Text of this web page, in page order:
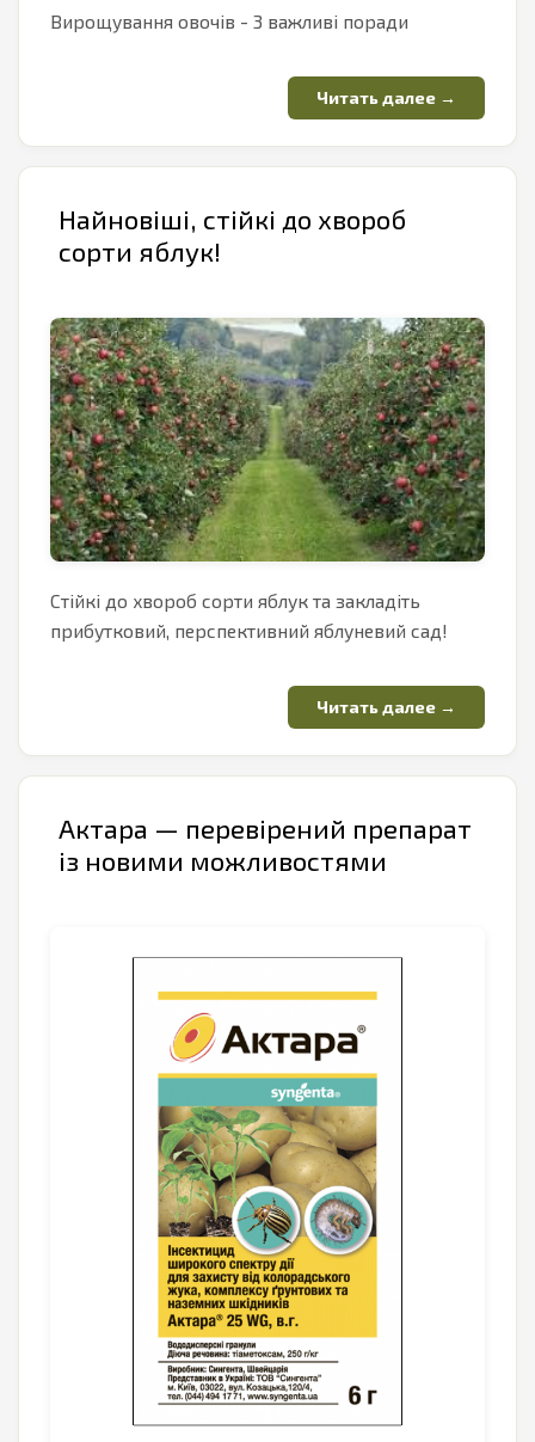
Вирощування овочів - 3 важливі поради
Найновіші, стійкі до хвороб
сорти яблук!
Cтійкі до хвороб сорти яблук та закладіть
прибутковий, перспективний яблуневий сад!
Актара — перевірений препарат
із новими можливостями